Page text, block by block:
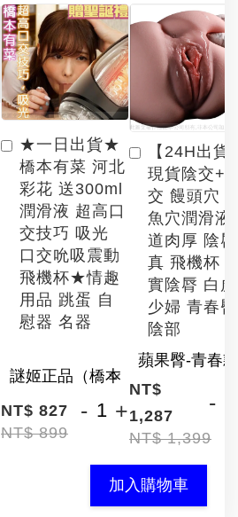
★一日出貨★
橋本有菜 河北
彩花 送300ml
潤滑液 超高口
交技巧 吸光
口交吮吸震動
飛機杯★情趣
用品 跳蛋 自
慰器 名器
NT$ 827
NT$ 899
- +
【24H出貨
現貨陰交+
交 饅頭穴
魚穴潤滑液
道肉厚 陰
真 飛機杯
實陰脣 白
少婦 青春臀
陰部
NT$
1,287
NT$ 1,399
-
加入購物車